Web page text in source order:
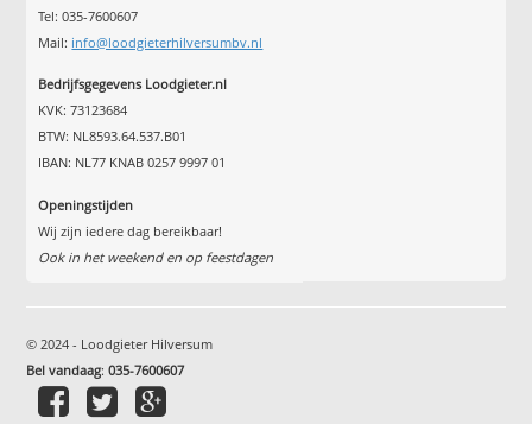
Tel: 035-7600607
Mail: info@loodgieterhilversumbv.nl
Bedrijfsgegevens Loodgieter.nl
KVK: 73123684
BTW: NL8593.64.537.B01
IBAN: NL77 KNAB 0257 9997 01
Openingstijden
Wij zijn iedere dag bereikbaar!
Ook in het weekend en op feestdagen
© 2024 - Loodgieter Hilversum
Bel vandaag:035-7600607